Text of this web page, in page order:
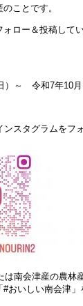
ことです。
ロー＆投稿して
～ 令和7年10
スタグラムをフォ
南会津産の農林
おいしい南会津」